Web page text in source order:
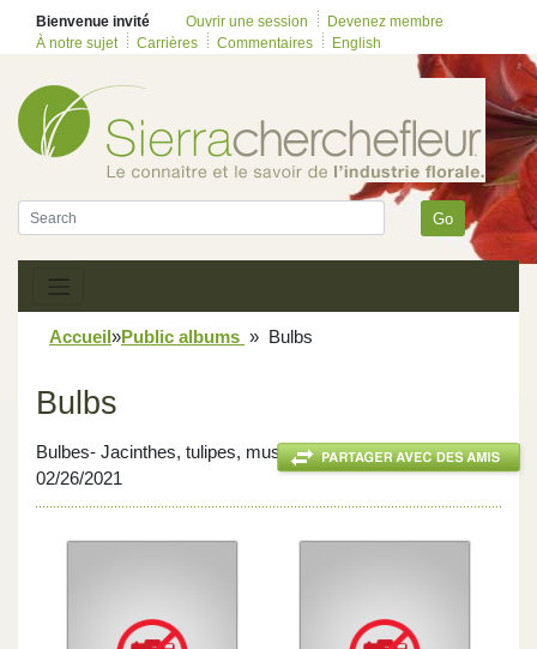
Bienvenue invité Ouvrir une session
Devenez membre
À notre sujet
Carrières Commentaires English
Go
Accueil»Public albums » Bulbs
Bulbs
Bulbes- Jacinthes, tulipes, muscaris, iris et jonquilles-
02/26/2021